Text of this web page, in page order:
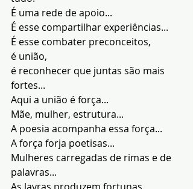
É uma rede de apoio...
É esse compartilhar experiências...
É esse combater preconceitos,
é união,
é reconhecer que juntas são mais
fortes...
Aqui a união é força...
Mãe, mulher, estrutura...
A poesia acompanha essa força...
A força forja poetisas...
Mulheres carregadas de rimas e de
palavras...